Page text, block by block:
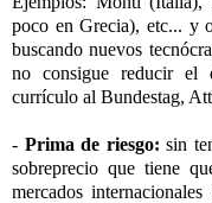
poco en Grecia), etc... y
buscando nuevos
no consigue reducir el
currículo al Bundestag,
- Prima de riesgo: sin
sobreprecio que tiene
mercados